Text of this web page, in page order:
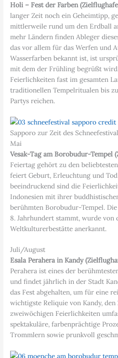
Holi – Fest der Farben
langer Zeit noch ein Geheimtipp,
mittlerweile rund um den Erdball
mehr Ländern finden Ableger
das vor allem für das Werfen und
Wasserfarben bekannt ist, ist
mit dem der Frühling begrüßt
Feierlichkeiten fast im gesamten
traditionellen Tempelritualen bis
Partys reichen.
Sapporo zur Zeit des
Mai
Vesak-Tag am Borobudur-Tempel
Feiertag gehört zu den
feiert Geburt, Erleuchtung und
beeindruckend sind die
Indonesien mit ihrer
berühmten Borobudur-Tempel. Die
8. Jahrhundert stammt, wurde von
Weltkulturerbestätte anerkannt.
Juli/August
Esala Perahera in Kandy
Perahera ist eines der
und findet jährlich in der Stadt
das Fest abgehalten, um für eine
wichtigste Reliquie von Kandy, den
zweiwöchigen Feierlichkeiten
spektakuläre, farbenprächtige
Trommlern sowie prunkvoll